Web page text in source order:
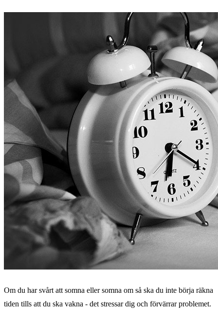
Om du har svårt att somna eller somna om så ska du inte börja räkna
tiden tills att du ska vakna - det stressar dig och förvärrar problemet.